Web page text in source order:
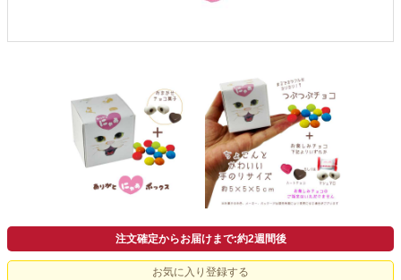
注文確定からお届けまで:約2週間後
お気に入り登録する